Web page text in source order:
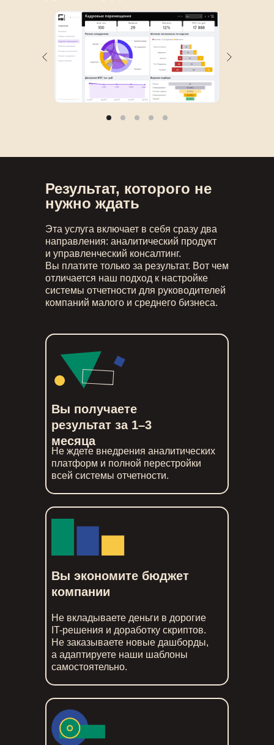
Результат, которого не
нужно ждать
Вы получаете
результат за 1–3
месяца
Не ждете внедрения аналитических
платформ и полной перестройки
всей системы отчетности.
Вы экономите бюджет
компании
Не вкладываете деньги в дорогие
IT-решения и доработку скриптов.
Не заказываете новые дашборды,
а адаптируете наши шаблоны
самостоятельно.
Эта услуга включает в себя сразу два
направления: аналитический продукт
и управленческий консалтинг.
Вы платите только за результат. Вот чем
отличается наш подход к настройке
системы отчетности для руководителей
компаний малого и среднего бизнеса.